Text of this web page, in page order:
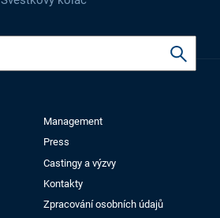
Management
Press
Castingy a výzvy
Kontakty
Zpracování osobních údajů